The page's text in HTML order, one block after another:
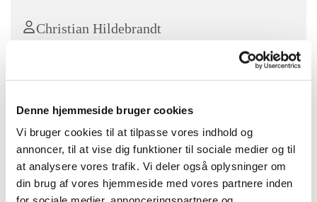
Denne hjemmeside bruger cookies
Vi bruger cookies til at tilpasse vores indhold og
annoncer, til at vise dig funktioner til sociale medier og til
at analysere vores trafik. Vi deler også oplysninger om
din brug af vores hjemmeside med vores partnere inden
Christian Hildebrandt
Velkommen til Sommerandagt i Kalvehave kirke. Et lille
Efter andagten serveres en kop kaffe. Alle er velkomne.